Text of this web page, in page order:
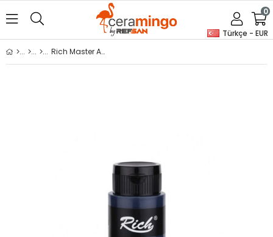
Türkçe - EUR
0
Rich Master Akrilik Boya - 06592 Gece Mavisi 500 ml